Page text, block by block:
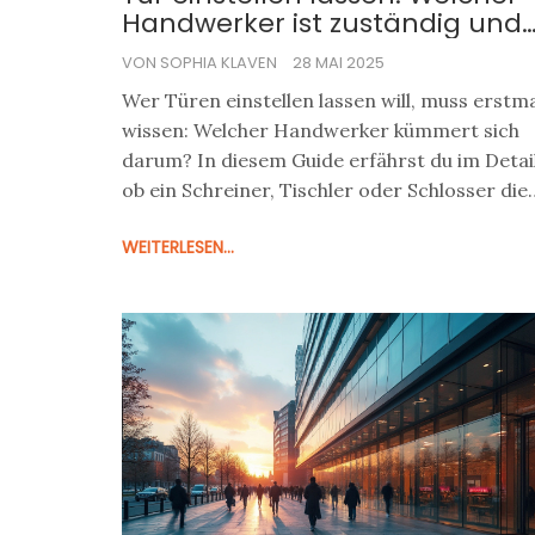
Handwerker ist zuständig und
wie läuft der Service ab?
VON SOPHIA KLAVEN 28 MAI 2025
Wer Türen einstellen lassen will, muss
wissen: Welcher Handwerker kümmert sich
darum? In diesem Guide erfährst du im
ob ein Schreiner, Tischler oder Schlosser die
ungefähr kostet, was du beim Auftrag
Profis am besten lösen. Viel nützliches
und praxisnahe Tipps rund um das Thema
Türservice warten hier auf dich.
WEITERLESEN...